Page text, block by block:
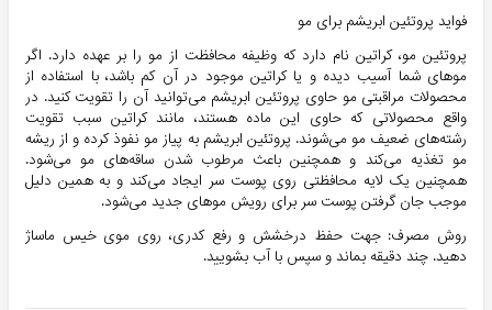
فواید پروتئین ابریشم برای مو
پروتئین مو، کراتین نام دارد که وظیفه محافظت از مو را بر عهده دارد. اگر
موهای شما آسیب دیده و یا کراتین موجود در آن کم باشد، با استفاده از
محصولات مراقبتی مو حاوی پروتئین ابریشم می‌توانید آن را تقویت کنید. در
واقع محصولاتی که حاوی این ماده هستند، مانند کراتین سبب تقویت
رشته‌های ضعیف مو می‌شوند. پروتئین ابریشم به پیاز مو نفوذ کرده و از ریشه
مو تغذیه می‌کند و همچنین باعث مرطوب شدن ساقه‌های مو می‌شود.
همچنین یک لایه محافظتی روی پوست سر ایجاد می‌کند و به همین دلیل
موجب جان گرفتن پوست سر برای رویش موهای جدید می‌شود.
روش مصرف: جهت حفظ درخشش و رفع کدری، روی موی خیس ماساژ
دهید. چند دقیقه بماند و سپس با آب بشویید.